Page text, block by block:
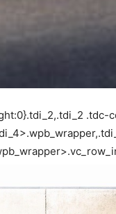
.tdc-